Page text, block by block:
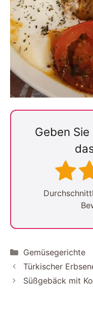
Geben
Kategorien
Gemüsegerichte
Türkischer
Süßgebäck mit